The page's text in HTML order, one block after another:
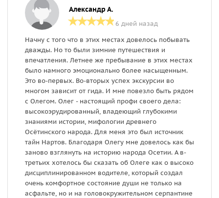
Александр А.
6 дней назад
Начну с того что в этих местах довелось побывать
дважды. Но то были зимние путешествия и
впечатления. Летнее же пребывание в этих местах
было намного эмоционально более насыщенным.
Это во-первых. Во-вторых успех экскурсии во
многом зависит от гида. И мне повезло быть рядом
с Олегом. Олег - настоящий профи своего дела:
высокоэрудированный, владеющий глубокими
знаниями истории, мифологии древнего
Осётинского народа. Для меня это был источник
тайн Нартов. Благодаря Олегу мне довелось как бы
заново взглянуть на историю народа Осетии. А в-
третьих хотелось бы сказать об Олеге как о высоко
дисциплинированном водителе, который создал
очень комфортное состояние души не только на
асфальте, но и на головокружительном серпантине